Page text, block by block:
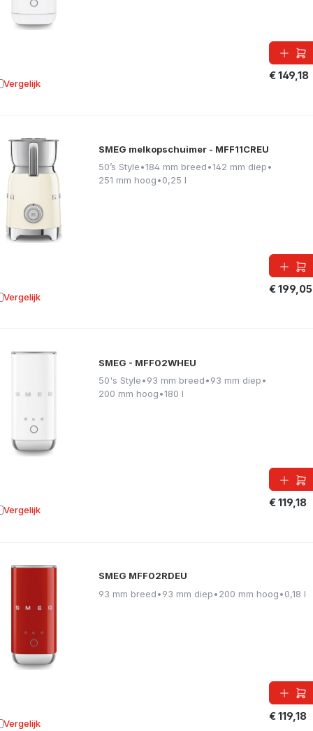
€ 149,18
Vergelijk aan vergelijking
SMEG melkopschuimer - MFF11CREU
50’s Style•184 mm breed•142 mm diep•
251 mm hoog•0,25 l
€ 199,05
Vergelijk aan vergelijking
SMEG - MFF02WHEU
50's Style•93 mm breed•93 mm diep•
200 mm hoog•180 l
€ 119,18
Vergelijk aan vergelijking
SMEG MFF02RDEU
93 mm breed•93 mm diep•200 mm hoog•0,18 l
€ 119,18
Vergelijk